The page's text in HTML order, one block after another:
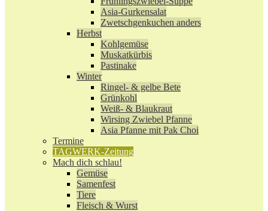
Asia-Gurkensalat
Zwetschgenkuchen anders
Herbst
Kohlgemüse
Muskatkürbis
Pastinake
Winter
Ringel- & gelbe Bete
Grünkohl
Weiß- & Blaukraut
Wirsing Zwiebel Pfanne
Asia Pfanne mit Pak Choi
Termine
TAGWERK-Zeitung
Mach dich schlau!
Gemüse
Samenfest
Tiere
Fleisch & Wurst